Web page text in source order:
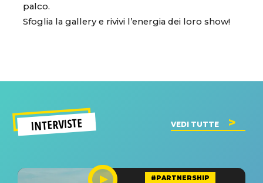
palco.
Sfoglia la gallery e rivivi l’energia dei loro show!
INTERVISTE VEDI TUTTE
#PARTNERSHIP